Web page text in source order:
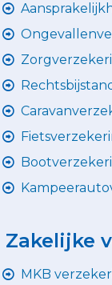
Zakelijke
MKB